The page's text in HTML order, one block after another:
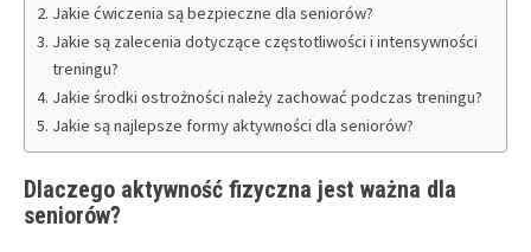
Jakie ćwiczenia są bezpieczne dla seniorów?
Jakie są zalecenia dotyczące częstotliwości i intensywności
treningu?
Jakie środki ostrożności należy zachować podczas treningu?
Jakie są najlepsze formy aktywności dla seniorów?
Dlaczego aktywność fizyczna jest ważna dla
seniorów?